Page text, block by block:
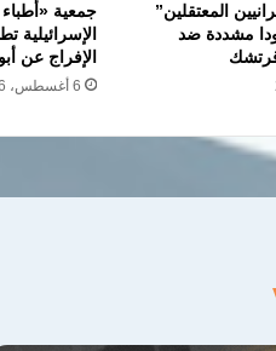
المعتقلين”
مشددة ضد
جمعية
الإفراج عن
6 أغسطس، 2026